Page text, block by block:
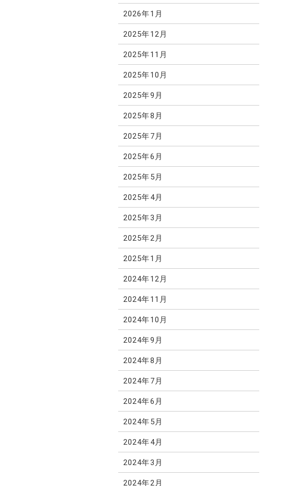
2026年1月
2025年12月
2025年11月
2025年10月
2025年9月
2025年8月
2025年7月
2025年6月
2025年5月
2025年4月
2025年3月
2025年2月
2025年1月
2024年12月
2024年11月
2024年10月
2024年9月
2024年8月
2024年7月
2024年6月
2024年5月
2024年4月
2024年3月
2024年2月